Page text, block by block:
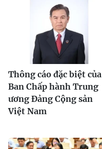
Thông cáo đặc biệt của
Ban Chấp hành Trung
ương Đảng Cộng sản
Việt Nam